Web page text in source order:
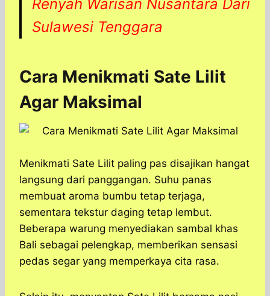
Renyah Warisan Nusantara Dari
Sulawesi Tenggara​
Cara Menikmati Sate Lilit
Agar Maksimal
Menikmati Sate Lilit paling pas disajikan hangat
langsung dari panggangan. Suhu panas
membuat aroma bumbu tetap terjaga,
sementara tekstur daging tetap lembut.
Beberapa warung menyediakan sambal khas
Bali sebagai pelengkap, memberikan sensasi
pedas segar yang memperkaya cita rasa.